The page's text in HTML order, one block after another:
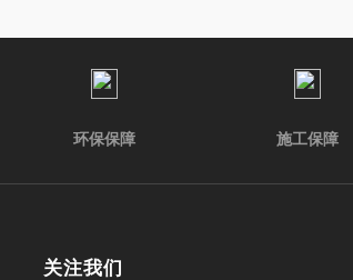
环保保障 施工保障
关注我们